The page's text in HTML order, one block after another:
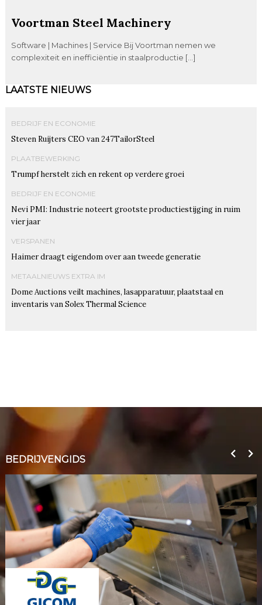
Voortman Steel Machinery
Software | Machines | Service Bij Voortman nemen we
complexiteit en inefficiëntie in staalproductie […]
LAATSTE NIEUWS
BEDRIJF EN ECONOMIE
Steven Ruijters CEO van 247TailorSteel
PLAATBEWERKING
Trumpf herstelt zich en rekent op verdere groei
BEDRIJF EN ECONOMIE
Nevi PMI: Industrie noteert grootste productiestijging in ruim
vier jaar
VERSPANEN
Haimer draagt eigendom over aan tweede generatie
METAALNIEUWS EXTRA IM
Dome Auctions veilt machines, lasapparatuur, plaatstaal en
inventaris van Solex Thermal Science
BEDRIJVENGIDS